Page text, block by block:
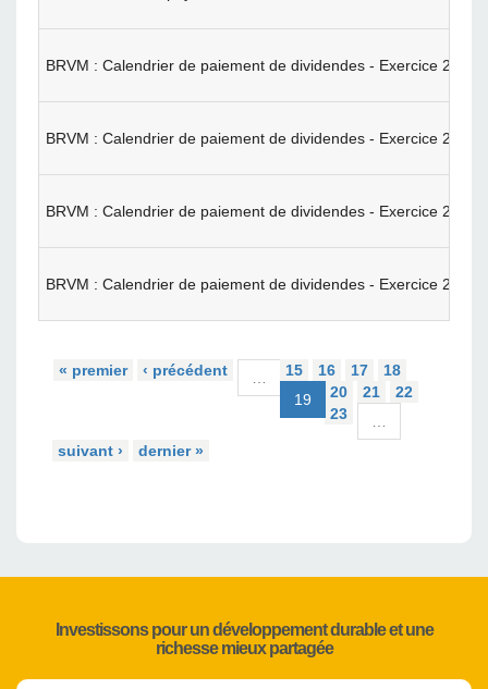
BRVM : Calendrier de paiement de dividendes - Exercice 2024
BRVM : Calendrier de paiement de dividendes - Exercice 2024
BRVM : Calendrier de paiement de dividendes - Exercice 2024
BRVM : Calendrier de paiement de dividendes - Exercice 2024
« premier ‹ précédent … 15 16 17
18
19
20 21
22
23
…
suivant ›
dernier »
Investissons pour un développement durable et une
richesse mieux partagée